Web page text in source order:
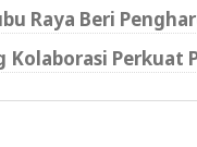
Raya Beri
Kolaborasi Perkuat